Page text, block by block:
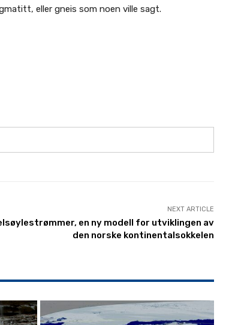
eller gneis som noen ville sagt.
NEXT ARTICLE
en ny modell for utviklingen av
den norske kontinentalsokkelen